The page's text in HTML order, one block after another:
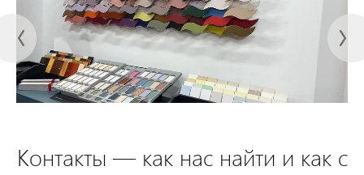
Контакты — как нас найти и как с